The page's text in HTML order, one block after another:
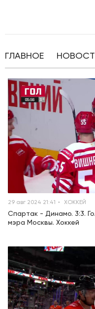
ГЛАВНОЕ
29 авг 2024 21:41 ХОККЕЙ
Спартак - Динамо. 3:3.
мэра Москвы. Хоккей